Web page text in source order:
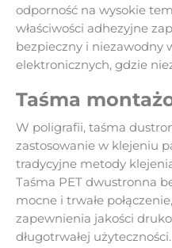
odporność na wysokie
właściwości adhezyjne
bezpieczny i niezawodny
elektronicznych, gdzie
Taśma
W poligrafii, taśma
zastosowanie w klejeniu
tradycyjne metody
Taśma PET dwustronna
mocne i trwałe
zapewnienia jakości
długotrwałej użyteczności.